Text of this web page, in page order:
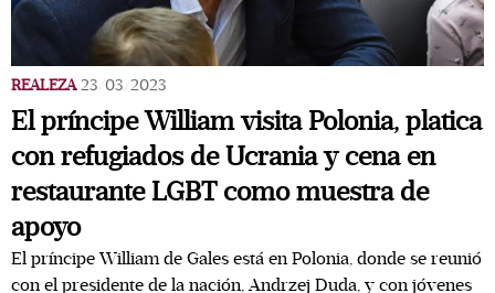
REALEZA 23/03/2023
El príncipe William visita Polonia, platica
con refugiados de Ucrania y cena en
restaurante LGBT como muestra de
apoyo
El príncipe William de Gales está en Polonia, donde se reunió
con el presidente de la nación, Andrzej Duda, y con jóvenes